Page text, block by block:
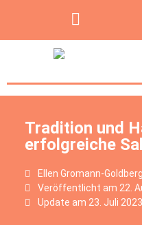
Tradition und
erfolgreiche
Ellen Gromann-Goldberg
Veröffentlicht am 22.
Update am 23. Juli 2023